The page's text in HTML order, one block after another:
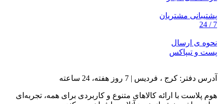
پشتیبانی مشتریان
7 / 24
نحوه ی ارسال
پست و تیپاکس
آدرس دفتر: کرج ، فردیس | 7 روز هفته، 24 ساعته
هوم پلاست با ارائه کالاهای متنوع و کاربردی برای همه، تجربه‌ای